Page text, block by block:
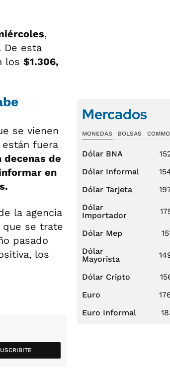
,
De esta
los $1.306,
se vienen
están fuera
de
en
la agencia
que se trate
pasado
los
Mercados
MONEDAS BOLSAS
Dólar BNA
Dólar Informal
Dólar Tarjeta
Dólar
Importador
Dólar Mep
Dólar
Mayorista
Dólar Cripto
Euro
Euro Informal